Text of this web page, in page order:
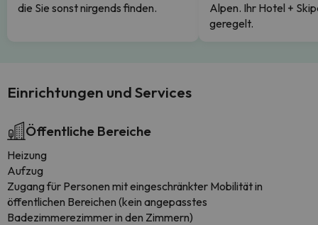
die Sie sonst nirgends finden.
Alpen. Ihr Hotel +
geregelt.
Einrichtungen und Services
Öffentliche Bereiche
Heizung
Aufzug
Zugang für Personen mit eingeschränkter Mobilität in
öffentlichen Bereichen (kein angepasstes
Badezimmerezimmer in den Zimmern)